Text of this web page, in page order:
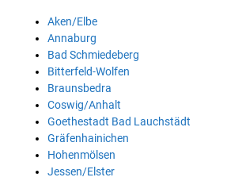
Aken/Elbe
Annaburg
Bad Schmiedeberg
Bitterfeld-Wolfen
Braunsbedra
Coswig/Anhalt
Goethestadt Bad Lauchstädt
Gräfenhainichen
Hohenmölsen
Jessen/Elster